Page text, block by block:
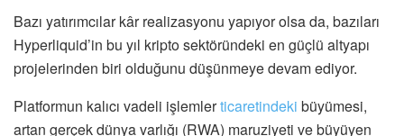
Bazı yatırımcılar kâr realizasyonu yapıyor olsa da, bazıları
Hyperliquid’in bu yıl kripto sektöründeki en güçlü altyapı
projelerinden biri olduğunu düşünmeye devam ediyor.
Platformun kalıcı vadeli işlemlerticaretindeki büyümesi,
artan gerçek dünya varlığı (RWA) maruziyeti ve büyüyen